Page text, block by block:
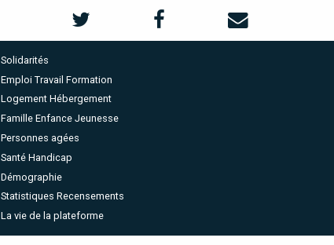
Solidarités
Emploi Travail Formation
Logement Hébergement
Famille Enfance Jeunesse
Personnes agées
Santé Handicap
Démographie
Statistiques Recensements
La vie de la plateforme